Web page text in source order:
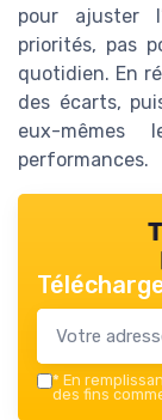
pour ajuster
priorités, pas
quotidien. En
des écarts,
eux-mêmes
performances.
* En
des fins